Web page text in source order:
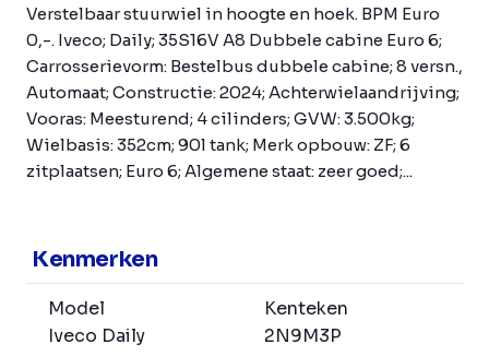
Verstelbaar stuurwiel in hoogte en hoek. BPM Euro
0,-. Iveco; Daily; 35S16V A8 Dubbele cabine Euro 6;
Carrosserievorm: Bestelbus dubbele cabine; 8 versn.,
Automaat; Constructie: 2024; Achterwielaandrijving;
Vooras: Meesturend; 4 cilinders; GVW: 3.500kg;
Wielbasis: 352cm; 90l tank; Merk opbouw: ZF; 6
zitplaatsen; Euro 6; Algemene staat: zeer goed;...
Kenmerken
Model
Iveco Daily
Kenteken
2N9M3P